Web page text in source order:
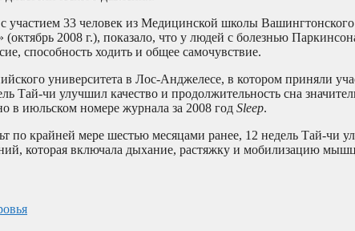
участием 33 человек из Медицинской школы
(октябрь 2008 г.), показало, что у людей с болезнью
способность ходить и общее самочувствие.
университета в Лос-Анджелесе, в котором приняли
Tай-чи улучшил качество и продолжительность сна
в июльском номере журнала за 2008 год Sleep.
по крайней мере шестью месяцами ранее, 12 недель Tай-чи
которая включала дыхание, растяжку и мобилизацию